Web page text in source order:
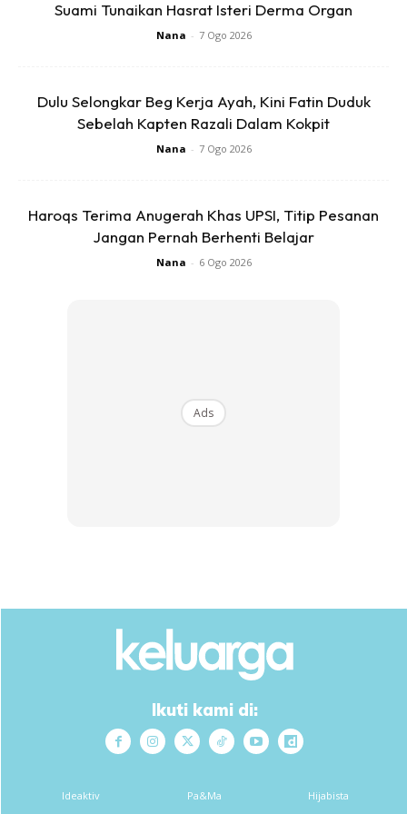
mengurangkan bekalan susu badan secara dramatik.
sindrom ovari polisistik (PCOS), hipotiroidisme di mana
kelenjar tiroid kurang aktif lalu fungsi badan menjadi
perlahan serta pernah menjalani pembedahan payudara.
ibu muda gagal meneruskan penyusuan hingga akhirnya.
Suami Tunaikan Hasrat Isteri Derma Organ
Nana - 7 Ogo 2026
Dulu Selongkar Beg Kerja Ayah, Kini Fatin Duduk
Sebelah Kapten Razali Dalam Kokpit
Nana - 7 Ogo 2026
Haroqs Terima Anugerah Khas UPSI, Titip Pesanan
Jangan Pernah Berhenti Belajar
Nana - 6 Ogo 2026
Ads
Ikuti kami di:
Ideaktiv Pa&Ma Hijabista